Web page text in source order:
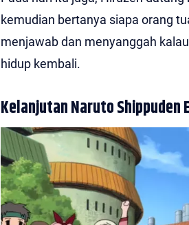
kemudian bertanya siapa orang
menjawab dan menyanggah
hidup kembali.
Kelanjutan Naruto Shippuden